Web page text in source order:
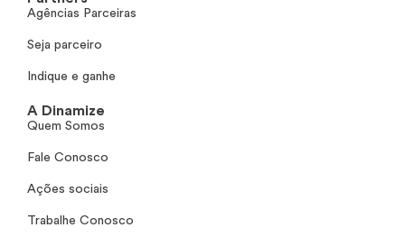
Agências Parceiras
Seja parceiro
Indique e ganhe
A Dinamize
Quem Somos
Fale Conosco
Ações sociais
Trabalhe Conosco